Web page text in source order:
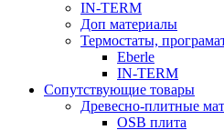
IN-TERM
Доп материалы
Термостаты,
Eberle
IN-TERM
Сопутствующие товары
Древесно-плитные
OSB плита